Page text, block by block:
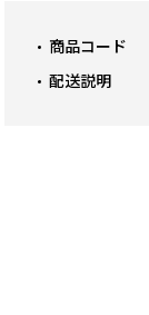
商品コード
配送説明